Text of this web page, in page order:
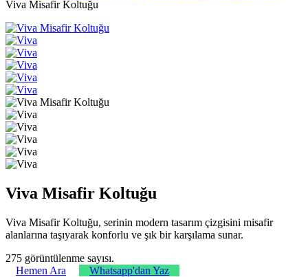
Viva Misafir Koltuğu
Viva Misafir Koltuğu
Viva Misafir Koltuğu, serinin modern tasarım çizgisini misafir
alanlarına taşıyarak konforlu ve şık bir karşılama sunar.
275 görüntülenme sayısı.
Hemen Ara
Whatsapp'dan Yaz